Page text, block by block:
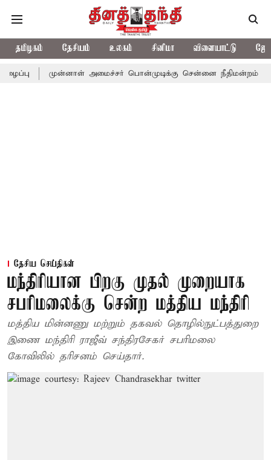
தமிழகம் தேசியம் உலகம் சினிமா விளையாட்டு
முன்னாள் அமைச்சர் பொன்முடிக்கு சென்னை நீதிமன்றம் பிடிவாராண்ட்
தேசிய செய்திகள்
மந்திரியான பிறகு முதல் முறையாக
சபரிமலைக்கு சென்ற மத்திய மந்திரி
மத்திய மின்னணு மற்றும் தகவல் தொழில்நுட்பத்துறை
இணை மந்திரி ராஜீவ் சந்திரசேகர் சபரிமலை
கோவிலில் தரிசனம் செய்தார்.